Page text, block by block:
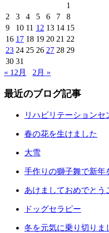
1
2
3 4 5 6 7
8
9
10 11 12 13 14 15
16 17 18 19 20 21 22
23 24 25 26 27 28 29
30 31
« 12月
2月 »
最近のブログ記事
リハビリテーション
春の花を生けました
大雪
手作りの獅子舞で新年
あけましておめでとう
ドッグセラピー
冬を元気に乗り切りま